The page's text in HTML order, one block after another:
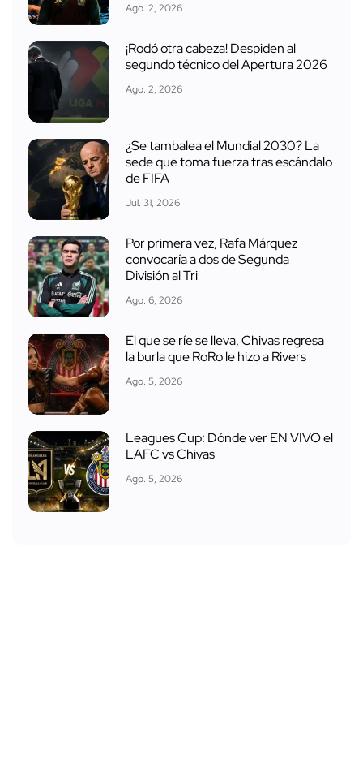
Ago. 2, 2026
¡Rodó otra cabeza! Despiden al
segundo técnico del Apertura 2026
Ago. 2, 2026
¿Se tambalea el Mundial 2030? La
sede que toma fuerza tras escándalo
de FIFA
Jul. 31, 2026
Por primera vez, Rafa Márquez
convocaría a dos de Segunda
División al Tri
Ago. 6, 2026
El que se ríe se lleva, Chivas regresa
la burla que RoRo le hizo a Rivers
Ago. 5, 2026
Leagues Cup: Dónde ver EN VIVO el
LAFC vs Chivas
Ago. 5, 2026